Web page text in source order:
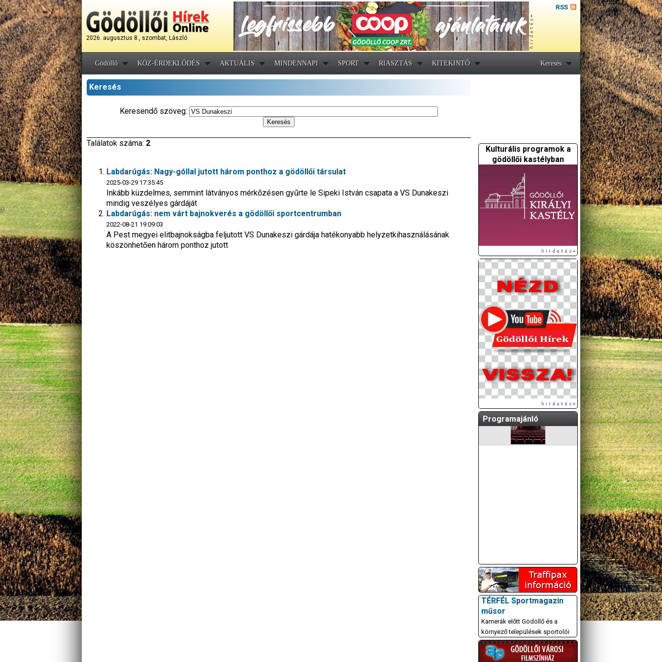
2026. augusztus 8., szombat, László
RSS
Gödöllő KÖZ-ÉRDEKLŐDÉS AKTUÁLIS MINDENNAPI SPORT RIASZTÁS KITEKINTŐ Keresés
Keresés
Keresendő szöveg:
Találatok száma: 2
Labdarúgás: Nagy-góllal jutott három ponthoz a gödöllői társulat
2025-03-29 17:35:45
Inkább küzdelmes, semmint látványos mérkőzésen gyűrte le Sipeki István csapata a VS Dunakeszi
mindig veszélyes gárdáját
Labdarúgás: nem várt bajnokverés a gödöllői sportcentrumban
2022-08-21 19:09:03
A Pest megyei elitbajnokságba feljutott VS Dunakeszi gárdája hatékonyabb helyzetkihasználásának
köszönhetően három ponthoz jutott
Kulturális programok a
gödöllői kastélyban
Programajánló
A GÖDÖLLŐI ÉS
KÖRNYÉKBELI
KULTURÁLIS- ÉS
SPORTPROGRAMOKAT
KÖZÖSSÉGI
OLDALUNKON TESSZÜK
KÖZZÉ!
TÉRFÉL Sportmagazin
műsor
Kamerák előtt Gödöllő és a
környező települések sportolói